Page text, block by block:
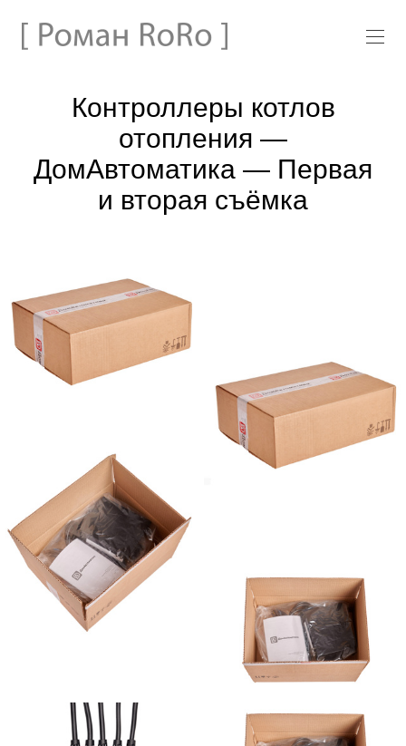
Контроллеры котлов
отопления —
ДомАвтоматика — Первая
и вторая съёмка